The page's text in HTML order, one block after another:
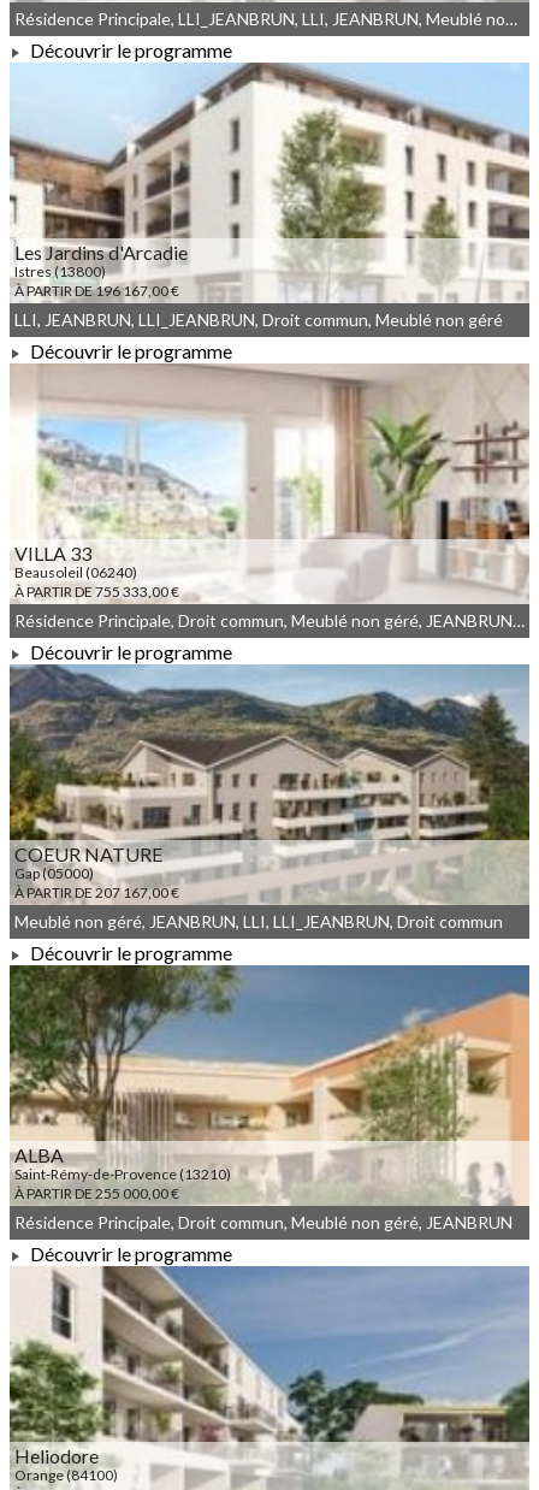
À PARTIR DE 208 083,00 €
Résidence Principale, LLI_JEANBRUN, LLI, JEANBRUN, Meublé non géré, Droit commun
Découvrir le programme
Les Jardins d'Arcadie
Istres (13800)
À PARTIR DE 196 167,00 €
À PARTIR DE 196 167,00 €
LLI, JEANBRUN, LLI_JEANBRUN, Droit commun, Meublé non géré
Découvrir le programme
VILLA 33
Beausoleil (06240)
À PARTIR DE 755 333,00 €
À PARTIR DE 755 333,00 €
Résidence Principale, Droit commun, Meublé non géré, JEANBRUN, LLI, LLI_JEANBRUN
Découvrir le programme
COEUR NATURE
Gap (05000)
À PARTIR DE 207 167,00 €
À PARTIR DE 207 167,00 €
Meublé non géré, JEANBRUN, LLI, LLI_JEANBRUN, Droit commun
Découvrir le programme
ALBA
Saint-Rémy-de-Provence (13210)
À PARTIR DE 255 000,00 €
À PARTIR DE 255 000,00 €
Résidence Principale, Droit commun, Meublé non géré, JEANBRUN
Découvrir le programme
Heliodore
Orange (84100)